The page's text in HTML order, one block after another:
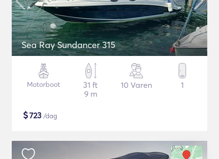
Sea Ray Sundancer 315
Motorboot
31 ft
9 m
10 Varen 1
$723 /dag